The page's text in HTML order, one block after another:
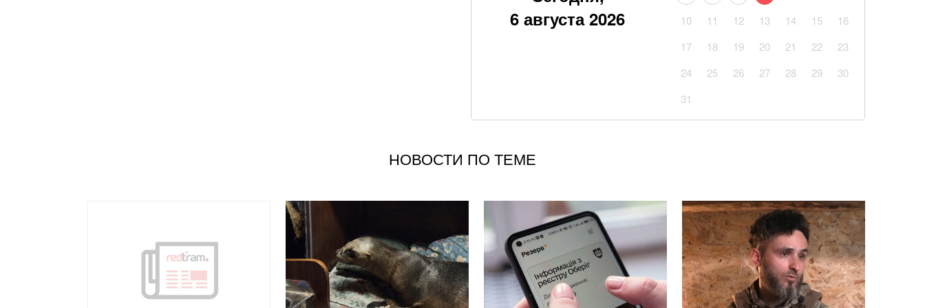
После атаки на турецкое судно в Черном море Анкара обратилась к
Украине и России
городов для поступления в 2026 году
Украинцам могут выплатить сразу 10 пенсий: как получить деньги
нового заместителя главкома ВСУ
Нужен ли пожилым людям медицинский браслет: врач
предупредила о важном нюансе
Черное море у Одессы превращается в кладбище судов: сколько
6 августа 2026
10
11 12 13 14 15
16
17
18 19 20 21 22
23
24
25 26 27 28 29
30
31
НОВОСТИ ПО ТЕМЕ